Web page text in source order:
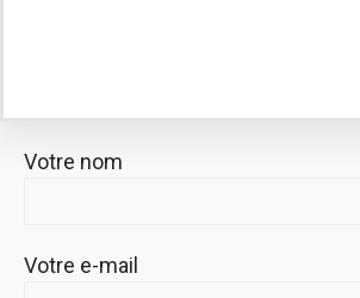
Votre nom
Votre e-mail